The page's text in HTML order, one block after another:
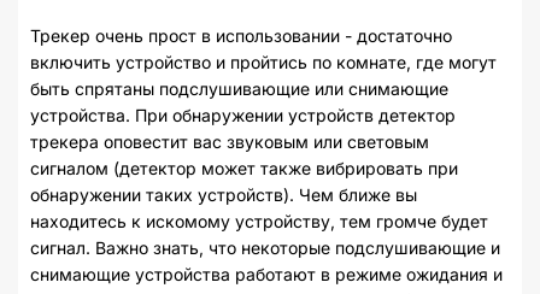
Трекер очень прост в использовании - достаточно
включить устройство и пройтись по комнате, где могут
быть спрятаны подслушивающие или снимающие
устройства. При обнаружении устройств детектор
трекера оповестит вас звуковым или световым
сигналом (детектор может также вибрировать при
обнаружении таких устройств). Чем ближе вы
находитесь к искомому устройству, тем громче будет
сигнал. Важно знать, что некоторые подслушивающие и
снимающие устройства работают в режиме ожидания и